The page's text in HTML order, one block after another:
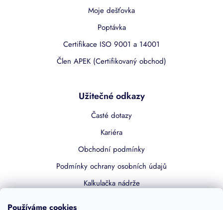
Používáme cookies
Moje dešťovka
Poptávka
Certifikace ISO 9001 a 14001
Člen APEK (Certifikovaný obchod)
Užitečné odkazy
Časté dotazy
Kariéra
Obchodní podmínky
Podmínky ochrany osobních údajů
Kalkulačka nádrže